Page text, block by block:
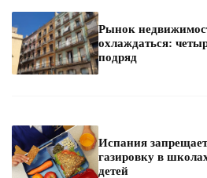
Рынок
охлаждаться:
подряд
Испания
газировку в
детей